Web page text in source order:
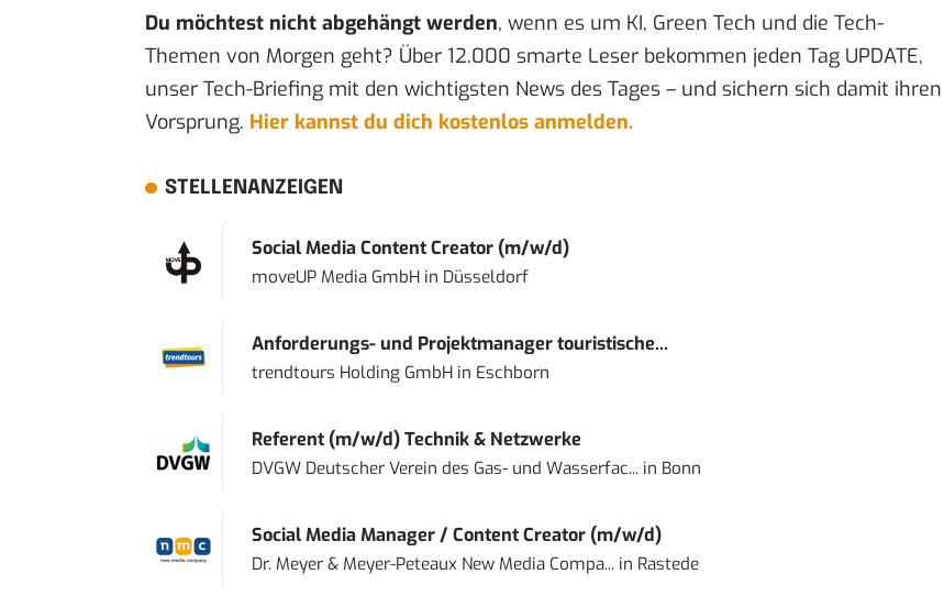
Du möchtest nicht abgehängt werden, wenn es um KI, Green Tech und die Tech-
Themen von Morgen geht? Über 12.000 smarte Leser bekommen jeden Tag UPDATE,
unser Tech-Briefing mit den wichtigsten News des Tages – und sichern sich damit ihren
Vorsprung. Hier kannst du dich kostenlos anmelden.
STELLENANZEIGEN
Social Media Content Creator (m/w/d)
moveUP Media GmbHin Düsseldorf
Anforderungs- und Projektmanager touristische...
trendtours Holding GmbHin Eschborn
Referent (m/w/d) Technik & Netzwerke
DVGW Deutscher Verein des Gas- und Wasserfac...in Bonn
Social Media Manager / Content Creator (m/w/d)
Dr. Meyer & Meyer-Peteaux New Media Compa...in Rastede